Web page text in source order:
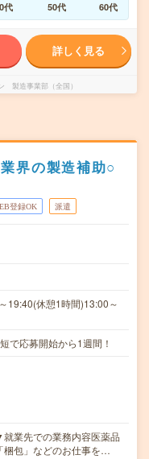
代 50代 60代
詳しく見る
製造事業部（全国）
界の製造補助○
登録OK 派遣
19:40(休憩1時間)13:00～
応募開始から1週間！
業先での業務内容医薬品
梱包」などのお仕事を…